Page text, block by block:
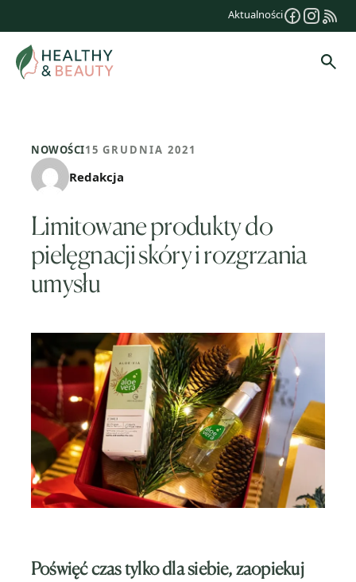
treści
Aktualności
NOWOŚCI15 GRUDNIA 2021
Redakcja
Limitowane produkty do
pielęgnacji skóry i rozgrzania
umysłu
Poświęć czas tylko dla siebie, zaopiekuj